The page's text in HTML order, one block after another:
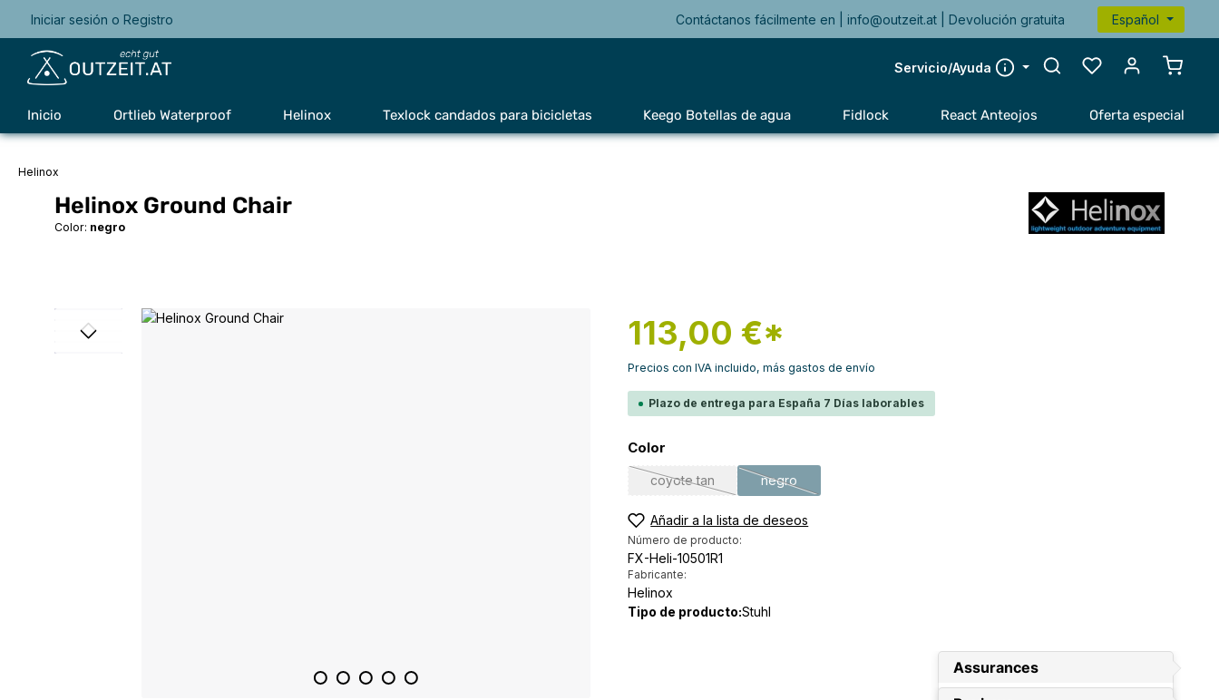
Saltar a la navegación principal
Iniciar sesión o Registro Contáctanos fácilmente en |info@outzeit.at | Devolución gratuita Español
Servicio/Ayuda
El
Inicio Ortlieb Waterproof Helinox Texlock candados para bicicletas Keego Botellas de agua Fidlock React Anteojos Oferta especial
Helinox
Helinox Ground Chair
Color: negro
Omitir galería de imágenes 113,00 €*
Precios con IVA incluido, más gastos de envío
Plazo de entrega para España 7 Días laborables
Seleccione
Color
coyote tan
(Esta opción no está disponible en este momento.)
negro
(Esta opción no está disponible en este momento.)
Añadir a la lista de deseos
Número de producto:
FX-Heli-10501R1
Fabricante:
Helinox
Tipo de producto:Stuhl